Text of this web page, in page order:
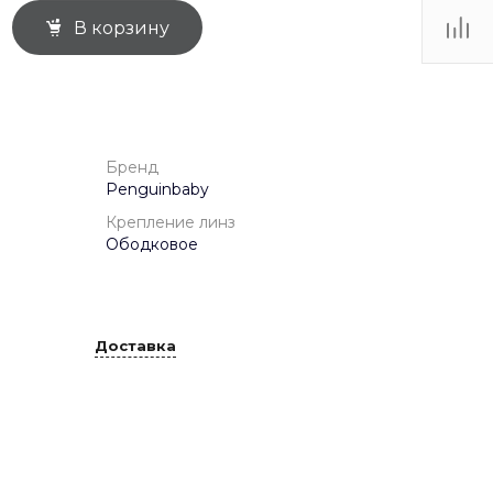
В корзину
Бренд
Penguinbaby
Крепление линз
Ободковое
Доставка